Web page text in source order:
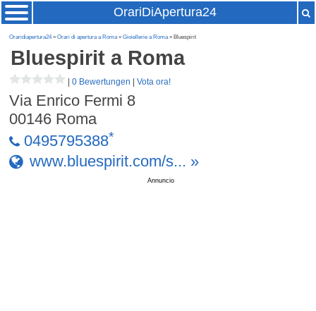
OrariDiApertura24
Oraridiapertura24»Orari di apertura a Roma»Gioiellerie a Roma» Bluespirit
Bluespirit a Roma
|0 Bewertungen |Vota ora!
Via Enrico Fermi 8
00146 Roma
0495795388*
www.bluespirit.com/s... »
Annuncio